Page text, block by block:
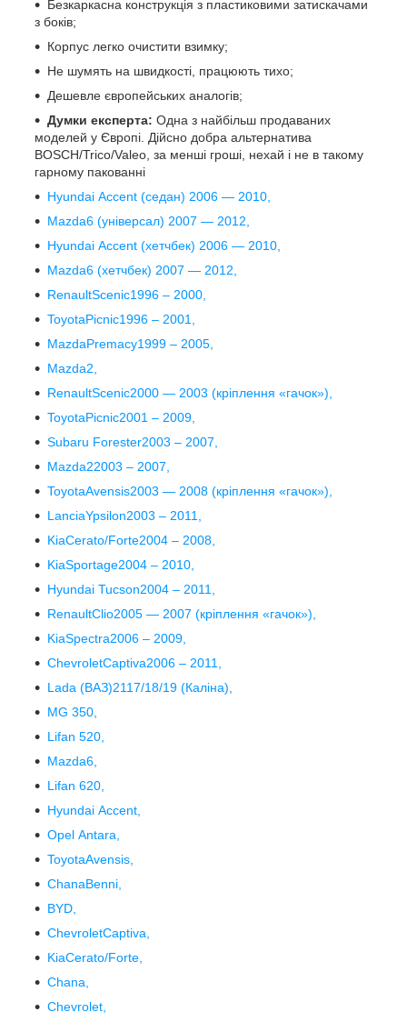
Безкаркасна конструкція з пластиковими затискачами
з боків;
Корпус легко очистити взимку;
Не шумять на швидкості, працюють тихо;
Дешевле європейських аналогів;
Думки експерта: Одна з найбільш продаваних
моделей у Європі. Дійсно добра альтернатива
BOSCH/Trico/Valeo, за менші гроші, нехай і не в такому
гарному пакованні
Hyundai Accent (седан) 2006 — 2010,
Mazda6 (універсал) 2007 — 2012,
Hyundai Accent (хетчбек) 2006 — 2010,
Mazda6 (хетчбек) 2007 — 2012,
RenaultScenic1996 – 2000,
ToyotaPicnic1996 – 2001,
MazdaPremacy1999 – 2005,
Mazda2,
RenaultScenic2000 — 2003 (кріплення «гачок»),
ToyotaPicnic2001 – 2009,
Subaru Forester2003 – 2007,
Mazda22003 – 2007,
ToyotaAvensis2003 — 2008 (кріплення «гачок»),
LanciaYpsilon2003 – 2011,
KiaCerato/Forte2004 – 2008,
KiaSportage2004 – 2010,
Hyundai Tucson2004 – 2011,
RenaultClio2005 — 2007 (кріплення «гачок»),
KiaSpectra2006 – 2009,
ChevroletCaptiva2006 – 2011,
Lada (ВАЗ)2117/18/19 (Каліна),
MG 350,
Lifan 520,
Mazda6,
Lifan 620,
Hyundai Accent,
Opel Antara,
ToyotaAvensis,
ChanaBenni,
BYD,
ChevroletCaptiva,
KiaCerato/Forte,
Chana,
Chevrolet,